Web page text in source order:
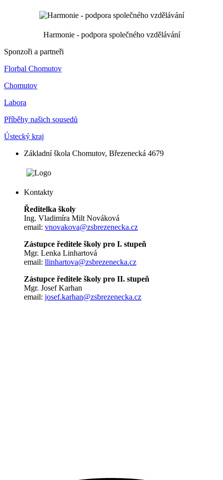
Harmonie - podpora společného vzdělávání
Sponzoři a partneři
Florbal Chomutov
Chomutov
Labora
Příběhy našich sousedů
Ústecký kraj
Základní škola Chomutov, Březenecká 4679
Kontakty
Ředitelka školy
Ing. Vladimíra Milt Nováková
email: vnovakova@zsbrezenecka.cz
Zástupce ředitele školy pro I. stupeň
Mgr. Lenka Linhartová
email: llinhartova@zsbrezenecka.cz
Zástupce ředitele školy pro II. stupeň
Mgr. Josef Karhan
email: josef.karhan@zsbrezenecka.cz